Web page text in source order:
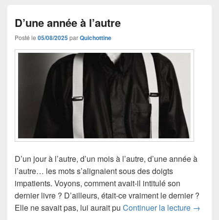
D’une année à l’autre
Posté le 05/08/2025parQuichottine
D’un jour à l’autre, d’un mois à l’autre, d’une année à
l’autre… les mots s’alignaient sous des doigts
impatients. Voyons, comment avait-il intitulé son
dernier livre ? D’ailleurs, était-ce vraiment le dernier ?
Elle ne savait pas, lui aurait pu Continuer la lecture D’une
→